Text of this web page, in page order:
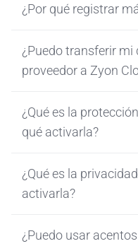
¿Por qué registrar
¿Puedo transferir
proveedor a Zyon
¿Qué es la
qué activarla?
¿Qué es la
activarla?
¿Puedo usar